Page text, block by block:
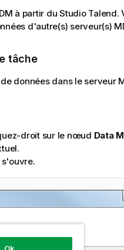
à partir du Studio Talend.
d'autre(s) serveur(s)
tâche
données dans le serveur
droit sur le nœud Data
s'ouvre.